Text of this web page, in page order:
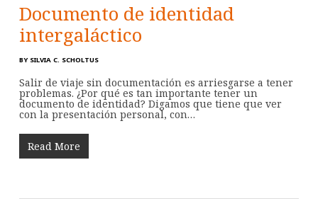
Documento de identidad
intergaláctico
BY SILVIA C. SCHOLTUS
Salir de viaje sin documentación es arriesgarse a tener
problemas. ¿Por qué es tan importante tener un
documento de identidad? Digamos que tiene que ver
con la presentación personal, con…
Read More